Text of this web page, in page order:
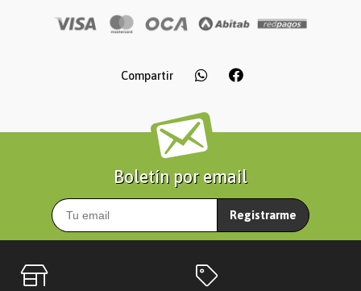
Compartir
Boletín por email
Registrarme